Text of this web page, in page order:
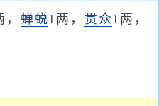
蝉蜕1两， 贯众1两，